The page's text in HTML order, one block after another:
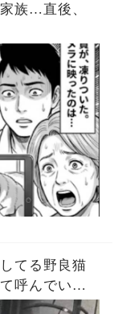
族…直後、
てる野良猫
呼んでいる
コしてた」